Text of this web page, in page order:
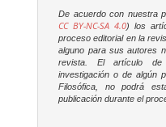
De acuerdo con nuestra
CC BY-NC-SA 4.0) los
proceso editorial en la
alguno para sus autores
revista. El artículo de
investigación o de algún
Filosófica , no podrá
publicación durante el